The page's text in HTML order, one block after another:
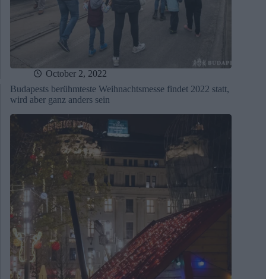
October 2, 2022
Budapests berühmteste Weihnachtsmesse findet 2022 statt,
wird aber ganz anders sein